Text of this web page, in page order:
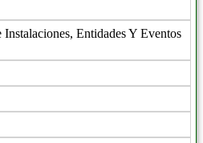
Entidades Y Eventos